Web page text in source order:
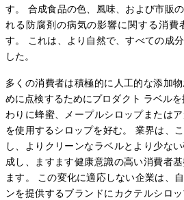
す。 合成食品の色、風味、および市販
れる防腐剤の病気の影響に関する消費
す。 これは、より自然で、すべての成
した。
多くの消費者は積極的に人工的な添加
めに点検するためにプロダクト ラベル
わりに蜂蜜、メープルシロップまたは
を使用するシロップを好む。 業界は、
し、よりクリーンなラベルとより少な
成し、ますます健康意識の高い消費者
ます。 この変化に適応しない企業は、
ンを提供するブランドにカクテルシロ